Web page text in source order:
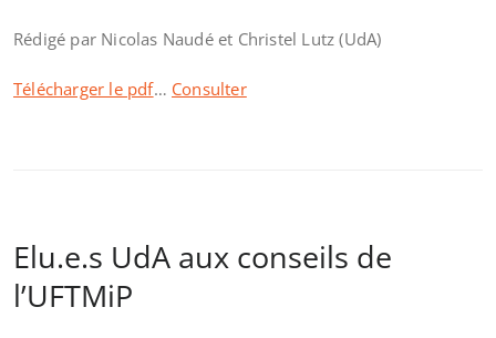
Rédigé par Nicolas Naudé et Christel Lutz (UdA)
Télécharger le pdf… Consulter
Elu.e.s UdA aux conseils de
l’UFTMiP